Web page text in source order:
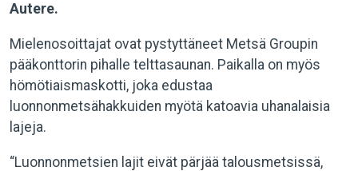
Autere.
Mielenosoittajat ovat pystyttäneet Metsä Groupin
pääkonttorin pihalle telttasaunan. Paikalla on myös
hömötiaismaskotti, joka edustaa
luonnonmetsähakkuiden myötä katoavia uhanalaisia
lajeja.
“Luonnonmetsien lajit eivät pärjää talousmetsissä,